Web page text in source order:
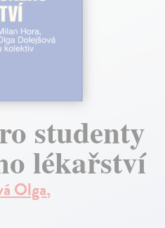
studenty
lékařství
Olga,